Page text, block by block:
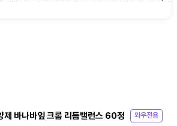
바나바잎 크롬 리듬밸런스 60정 와우전용